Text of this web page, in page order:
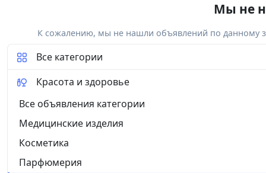
Мы не
К сожалению, мы не нашли объявлений по данному
Все категории
Красота и здоровье
Все объявления категории
Медицинские изделия
Косметика
Парфюмерия